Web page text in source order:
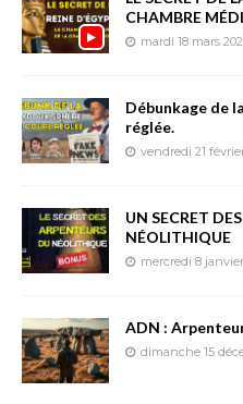
CHAMBRE
mardi 18 mars
Débunkage de
réglée.
vendredi 21
UN SECRET
NÉOLITHIQUE
mercredi 8
ADN :
dimanche 15